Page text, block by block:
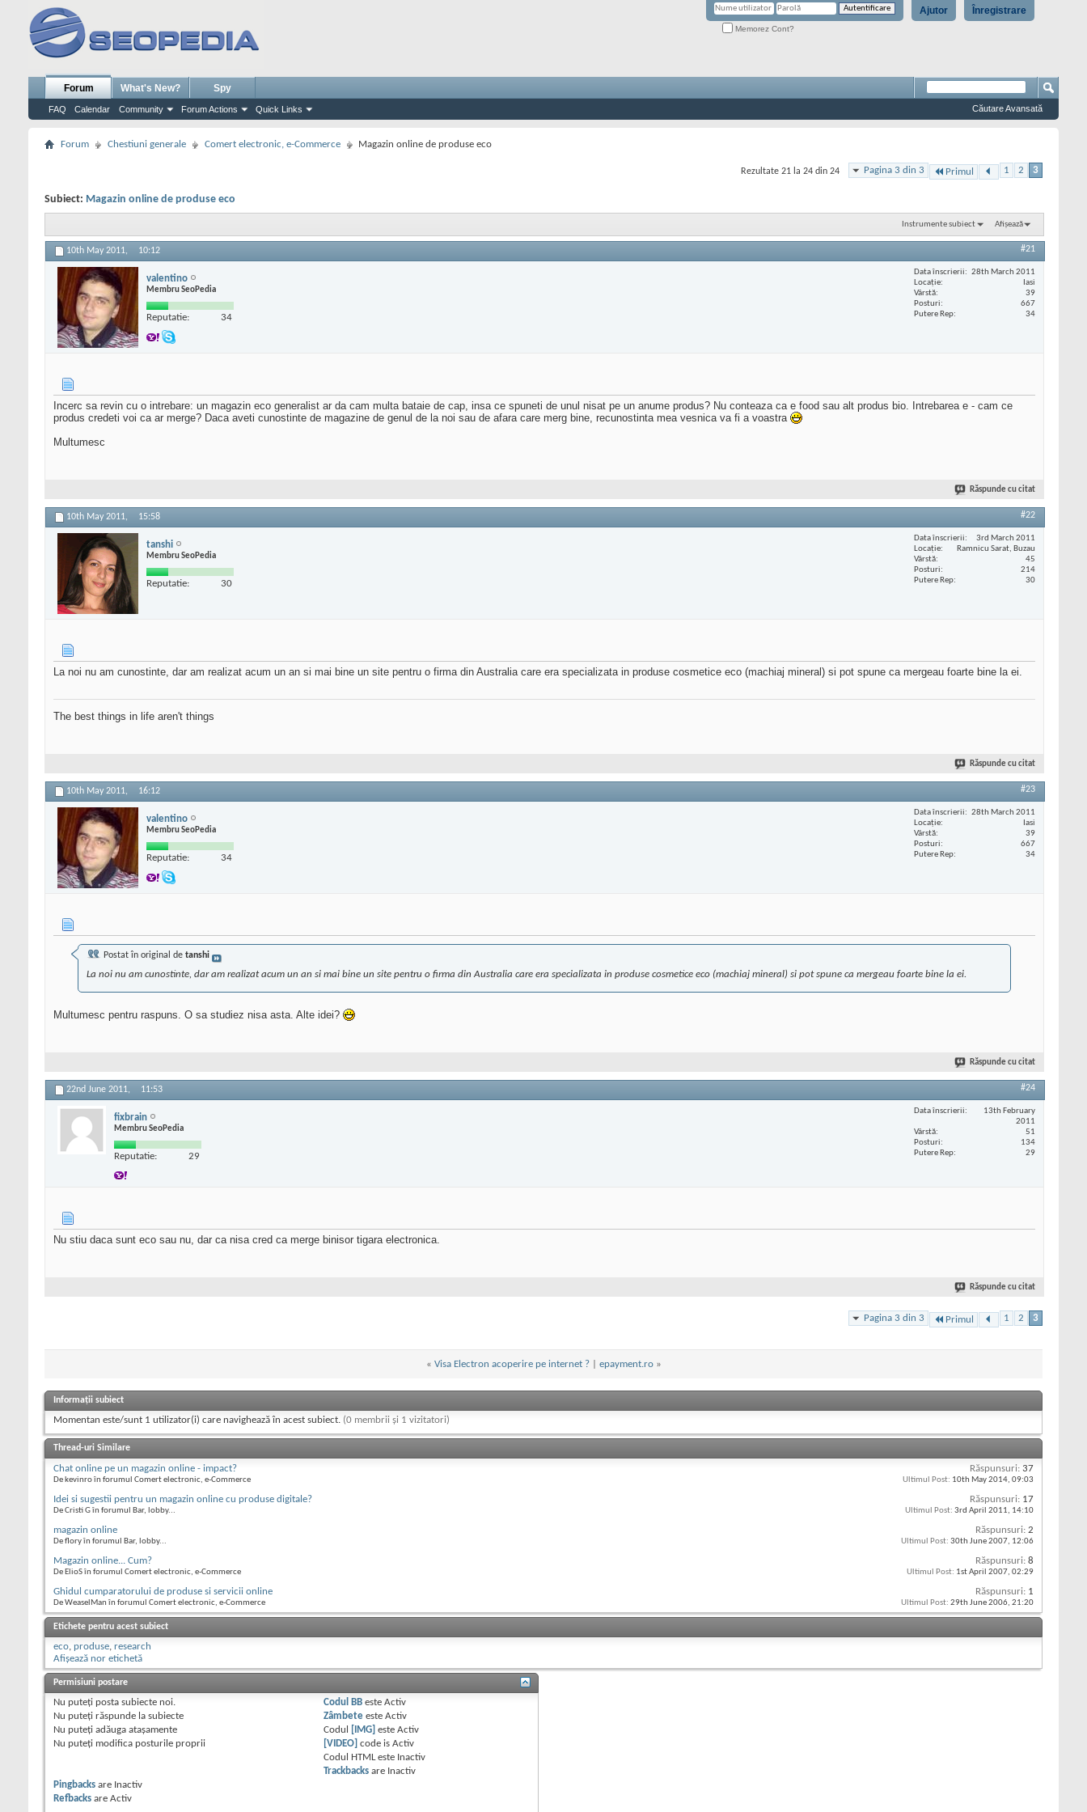
Înregistrare
Ajutor
Memorez Cont?
Forum
FAQ Calendar Community Forum Actions Quick Links
What's New? Spy
Căutare Avansată
Forum Chestiuni generale Comert electronic, e-Commerce Magazin online de produse eco
Pagina 3 din 3 Primul 1 2 3
Rezultate 21 la 24 din 24
Subiect: Magazin online de produse eco
Instrumente subiect Afișează
10th May 2011, 10:12 #21
valentino
Membru SeoPedia
Reputatie: 34
Data înscrierii
28th March 2011
Locaţie
Iasi
Vârstă
39
Posturi
667
Putere Rep
34
Incerc sa revin cu o intrebare: un magazin eco generalist ar da cam multa bataie de cap, insa ce spuneti de unul nisat pe un anume produs? Nu conteaza ca e food sau alt produs bio. Intrebarea e - cam ce
produs credeti voi ca ar merge? Daca aveti cunostinte de magazine de genul de la noi sau de afara care merg bine, recunostinta mea vesnica va fi a voastra
Multumesc
Răspunde cu citat
10th May 2011, 15:58 #22
tanshi
Membru SeoPedia
Reputatie: 30
Data înscrierii
3rd March 2011
Locaţie
Ramnicu Sarat, Buzau
Vârstă
45
Posturi
214
Putere Rep
30
La noi nu am cunostinte, dar am realizat acum un an si mai bine un site pentru o firma din Australia care era specializata in produse cosmetice eco (machiaj mineral) si pot spune ca mergeau foarte bine la ei.
The best things in life aren't things
Răspunde cu citat
10th May 2011, 16:12 #23
valentino
Membru SeoPedia
Reputatie: 34
Data înscrierii
28th March 2011
Locaţie
Iasi
Vârstă
39
Posturi
667
Putere Rep
34
Postat în original de tanshi
La noi nu am cunostinte, dar am realizat acum un an si mai bine un site pentru o firma din Australia care era specializata in produse cosmetice eco (machiaj mineral) si pot spune ca mergeau foarte bine la ei.
Multumesc pentru raspuns. O sa studiez nisa asta. Alte idei?
Răspunde cu citat
22nd June 2011, 11:53 #24
fixbrain
Membru SeoPedia
Reputatie: 29
Data înscrierii
13th February
2011
Vârstă
51
Posturi
134
Putere Rep
29
Nu stiu daca sunt eco sau nu, dar ca nisa cred ca merge binisor tigara electronica.
Răspunde cu citat
Pagina 3 din 3 Primul 1 2 3
« Visa Electron acoperire pe internet ?| epayment.ro »
Informații subiect
Momentan este/sunt 1 utilizator(i) care navighează în acest subiect. (0 membrii și 1 vizitatori)
Thread-uri Similare
Chat online pe un magazin online - impact?
De kevinro în forumul Comert electronic, e-Commerce
Răspunsuri: 37
Ultimul Post: 10th May 2014, 09:03
Idei si sugestii pentru un magazin online cu produse digitale?
De Cristi G în forumul Bar, lobby...
Răspunsuri: 17
Ultimul Post: 3rd April 2011, 14:10
magazin online
De flory în forumul Bar, lobby...
Răspunsuri: 2
Ultimul Post: 30th June 2007, 12:06
Magazin online... Cum?
De ElioS în forumul Comert electronic, e-Commerce
Răspunsuri: 8
Ultimul Post: 1st April 2007, 02:29
Ghidul cumparatorului de produse si servicii online
De WeaselMan în forumul Comert electronic, e-Commerce
Răspunsuri: 1
Ultimul Post: 29th June 2006, 21:20
Etichete pentru acest subiect
eco, produse, research
Afișează nor etichetă
Permisiuni postare
Nu puteţi posta subiecte noi.
Nu puteţi răspunde la subiecte
Nu puteţi adăuga ataşamente
Nu puteţi modifica posturile proprii
Codul BB esteActiv
Zâmbete esteActiv
Codul
[IMG] esteActiv
[VIDEO] code isActiv
Codul HTML este Inactiv
Trackbacks are Inactiv
Pingbacks are Inactiv
Refbacks are Activ